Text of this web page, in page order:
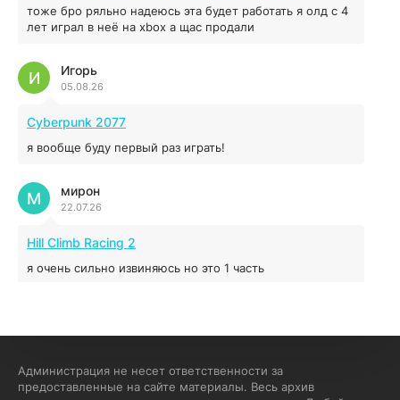
44.98 ГБ 2025
04.12.2025
Red Chaos - The Strict Order
04.12.2025
16.95 ГБ
04.12.2025
тоже бро ряльно надеюсь эта будет работать я олд с 4
лет играл в неё на xbox а щас продали
Игорь
05.08.26
И
Cyberpunk 2077
я вообще буду первый раз играть!
мирон
22.07.26
М
Hill Climb Racing 2
я очень сильно извиняюсь но это 1 часть
если эта для пс а не для пк какого лешего вы пишите
Администрация не несет ответственности за
предоставленные на сайте материалы. Весь архив